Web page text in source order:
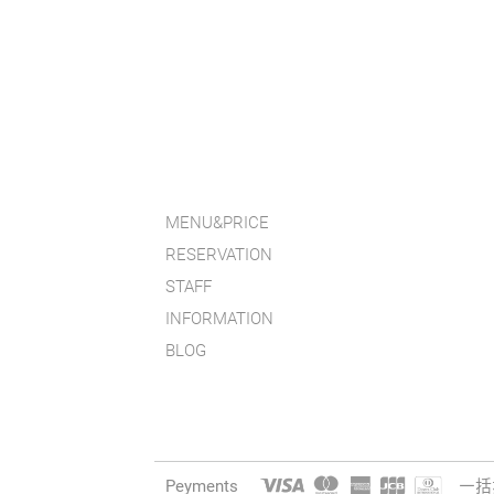
MENU&PRICE
RESERVATION
STAFF
INFORMATION
BLOG
Peyments 一